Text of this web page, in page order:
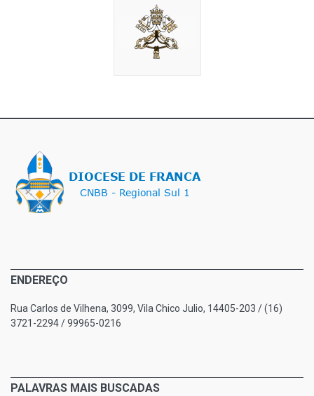
ENDEREÇO
Rua Carlos de Vilhena, 3099, Vila Chico Julio, 14405-203 / (16)
3721-2294 / 99965-0216
PALAVRAS MAIS BUSCADAS